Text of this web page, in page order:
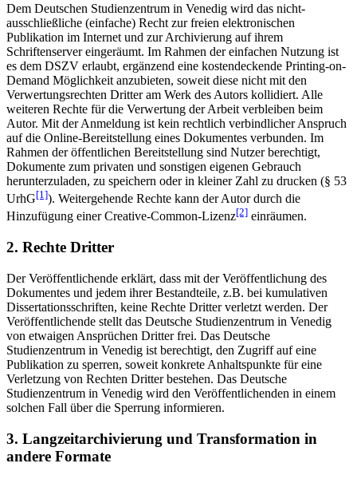
Dem Deutschen Studienzentrum in Venedig wird das nicht-
ausschließliche (einfache) Recht zur freien elektronischen
Publikation im Internet und zur Archivierung auf ihrem
Schriftenserver eingeräumt. Im Rahmen der einfachen Nutzung ist
es dem DSZV erlaubt, ergänzend eine kostendeckende Printing-on-
Demand Möglichkeit anzubieten, soweit diese nicht mit den
Verwertungsrechten Dritter am Werk des Autors kollidiert. Alle
weiteren Rechte für die Verwertung der Arbeit verbleiben beim
Autor. Mit der Anmeldung ist kein rechtlich verbindlicher Anspruch
auf die Online-Bereitstellung eines Dokumentes verbunden. Im
Rahmen der öffentlichen Bereitstellung sind Nutzer berechtigt,
Dokumente zum privaten und sonstigen eigenen Gebrauch
herunterzuladen, zu speichern oder in kleiner Zahl zu drucken (§ 53
UrhG[1]). Weitergehende Rechte kann der Autor durch die
Hinzufügung einer Creative-Common-Lizenz[2] einräumen.
2. Rechte Dritter
Der Veröffentlichende erklärt, dass mit der Veröffentlichung des
Dokumentes und jedem ihrer Bestandteile, z.B. bei kumulativen
Dissertationsschriften, keine Rechte Dritter verletzt werden. Der
Veröffentlichende stellt das Deutsche Studienzentrum in Venedig
von etwaigen Ansprüchen Dritter frei. Das Deutsche
Studienzentrum in Venedig ist berechtigt, den Zugriff auf eine
Publikation zu sperren, soweit konkrete Anhaltspunkte für eine
Verletzung von Rechten Dritter bestehen. Das Deutsche
Studienzentrum in Venedig wird den Veröffentlichenden in einem
solchen Fall über die Sperrung informieren.
3. Langzeitarchivierung und Transformation in
andere Formate